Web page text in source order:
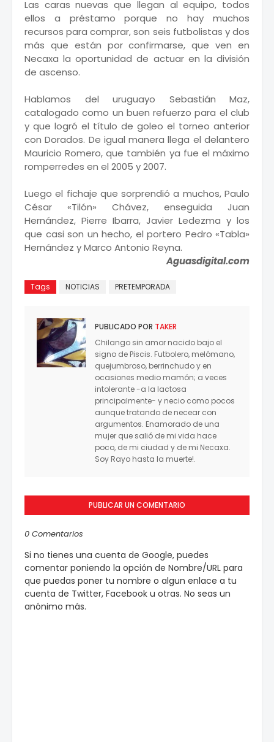
Las caras nuevas que llegan al equipo, todos
ellos a préstamo porque no hay muchos
recursos para comprar, son seis futbolistas y dos
más que están por confirmarse, que ven en
Necaxa la oportunidad de actuar en la división
de ascenso.
Hablamos del uruguayo Sebastián Maz,
catalogado como un buen refuerzo para el club
y que logró el título de goleo el torneo anterior
con Dorados. De igual manera llega el delantero
Mauricio Romero, que también ya fue el máximo
romperredes en el 2005 y 2007.
Luego el fichaje que sorprendió a muchos, Paulo
César «Tilón» Chávez, enseguida Juan
Hernández, Pierre Ibarra, Javier Ledezma y los
que casi son un hecho, el portero Pedro «Tabla»
Hernández y Marco Antonio Reyna.
Aguasdigital.com
Tags NOTICIAS PRETEMPORADA
PUBLICADO POR TAKER
Chilango sin amor nacido bajo el
signo de Piscis. Futbolero, melómano,
quejumbroso, berrinchudo y en
ocasiones medio mamón; a veces
intolerante -a la lactosa
principalmente- y necio como pocos
aunque tratando de necear con
argumentos. Enamorado de una
mujer que salió de mi vida hace
poco, de mi ciudad y de mi Necaxa.
Soy Rayo hasta la muerte!.
PUBLICAR UN COMENTARIO
0 Comentarios
Si no tienes una cuenta de Google, puedes
comentar poniendo la opción de Nombre/URL para
que puedas poner tu nombre o algun enlace a tu
cuenta de Twitter, Facebook u otras. No seas un
anónimo más.